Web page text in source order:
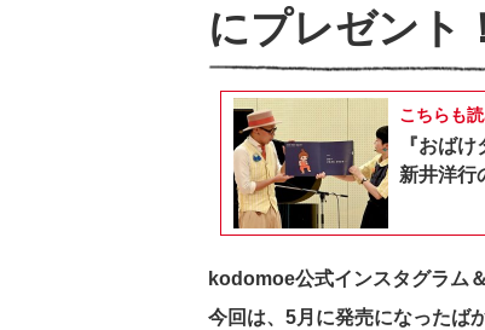
にプレゼント
こちらも
『おば
新井洋行
kodomoe公式インスタグラム
今回は、5月に発売になった